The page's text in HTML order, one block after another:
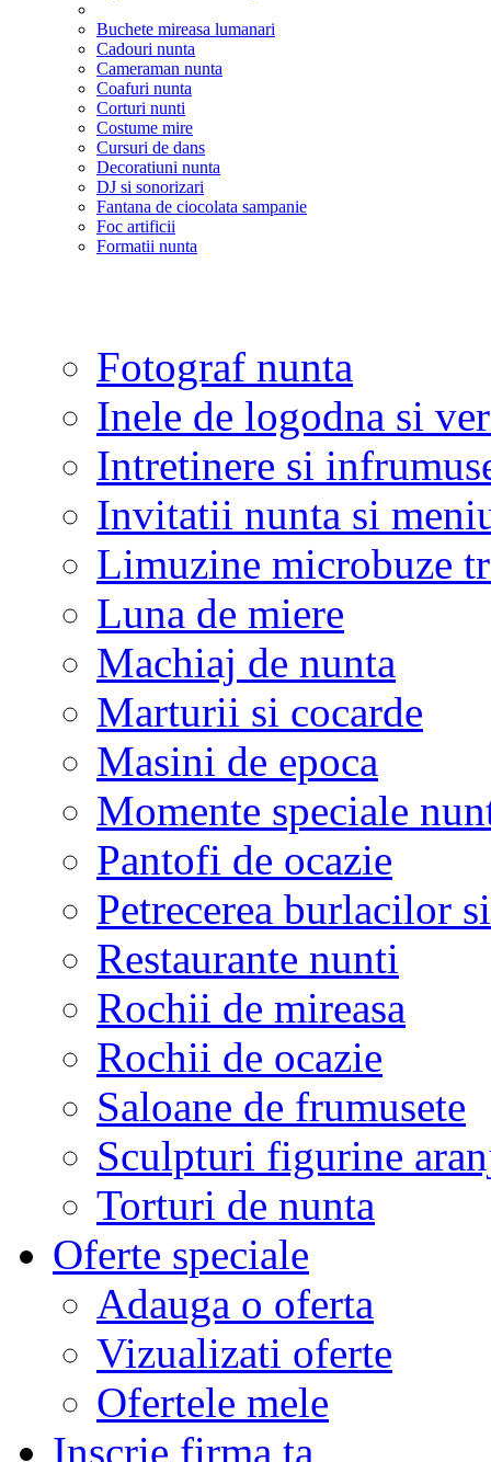
Buchete mireasa lumanari
Cadouri nunta
Cameraman nunta
Coafuri nunta
Corturi nunti
Costume mire
Cursuri de dans
Decoratiuni nunta
DJ si sonorizari
Fantana de ciocolata sampanie
Foc artificii
Formatii nunta
Fotograf nunta
Inele de logodna si
Intretinere si
Invitatii nunta si
Limuzine microbuze
Luna de miere
Machiaj de nunta
Marturii si cocarde
Masini de epoca
Momente speciale
Pantofi de ocazie
Petrecerea burlacilor
Restaurante nunti
Rochii de mireasa
Rochii de ocazie
Saloane de frumusete
Sculpturi figurine
Torturi de nunta
Oferte speciale
Adauga o oferta
Vizualizati oferte
Ofertele mele
Inscrie firma ta